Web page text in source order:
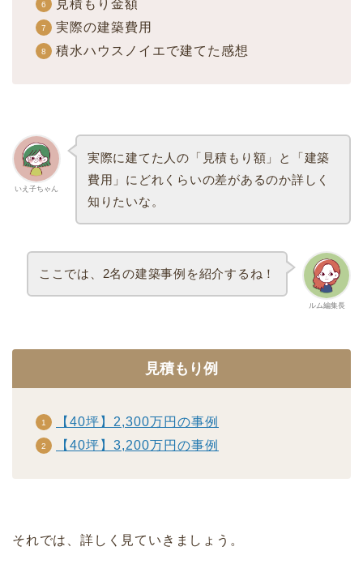
見積もり金額
実際の建築費用
積水ハウスノイエで建てた感想
いえ子ちゃん
実際に建てた人の「見積もり額」と「建築
費用」にどれくらいの差があるのか詳しく
知りたいな。
ルム編集長
ここでは、2名の建築事例を紹介するね！
見積もり例
【40坪】2,300万円の事例
【40坪】3,200万円の事例
それでは、詳しく見ていきましょう。